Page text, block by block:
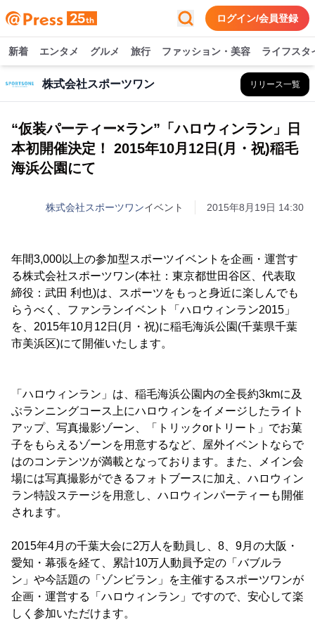
ログイン/会員登録
新着 エンタメ グルメ 旅行 ファッション・美容 ライフスタ
株式会社スポーツワン リリース一覧
“仮装パーティー×ラン”「ハロウィンラン」日
本初開催決定！ 2015年10月12日(月・祝)稲毛
海浜公園にて
株式会社スポーツワンイベント 2015年8月19日 14:30
年間3,000以上の参加型スポーツイベントを企画・運営す
る株式会社スポーツワン(本社：東京都世田谷区、代表取
締役：武田 利也)は、スポーツをもっと身近に楽しんでも
らうべく、ファンランイベント「ハロウィンラン2015」
を、2015年10月12日(月・祝)に稲毛海浜公園(千葉県千葉
市美浜区)にて開催いたします。
「ハロウィンラン」は、稲毛海浜公園内の全長約3kmに及
ぶランニングコース上にハロウィンをイメージしたライト
アップ、写真撮影ゾーン、「トリックorトリート」でお菓
子をもらえるゾーンを用意するなど、屋外イベントならで
はのコンテンツが満載となっております。また、メイン会
場には写真撮影ができるフォトブースに加え、ハロウィン
ラン特設ステージを用意し、ハロウィンパーティーも開催
されます。
2015年4月の千葉大会に2万人を動員し、8、9月の大阪・
愛知・幕張を経て、累計10万人動員予定の「バブルラ
ン」や今話題の「ゾンビラン」を主催するスポーツワンが
企画・運営する「ハロウィンラン」ですので、安心して楽
しく参加いただけます。